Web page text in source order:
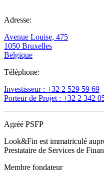
Adresse:
Avenue Louise, 475
1050 Bruxelles
Belgique
Téléphone:
Investisseur : +32 2 529 59 69
Porteur de Projet : +32 2 342
Agréé PSFP
Look&Fin est immatriculé
Prestataire de Services de
Membre fondateur